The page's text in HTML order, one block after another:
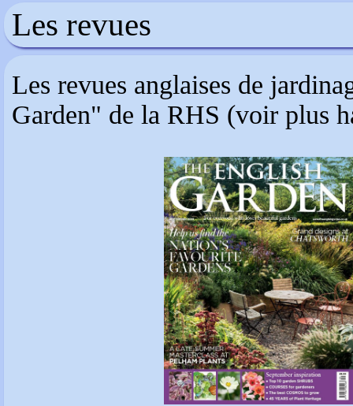
Les revues
Les revues anglaises de
Garden" de la RHS (voir plus